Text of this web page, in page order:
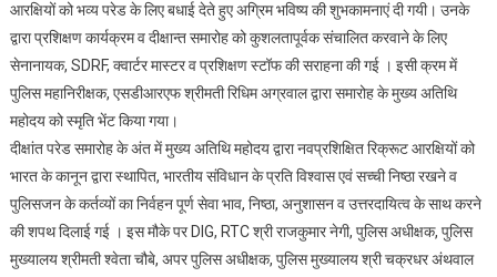
आरक्षियों को भव्य परेड के लिए बधाई देते हुए अग्रिम भविष्य की शुभकामनाएं दी गयी। उनके
द्वारा प्रशिक्षण कार्यक्रम व दीक्षान्त समारोह को कुशलतापूर्वक संचालित करवाने के लिए
सेनानायक, SDRF, क्वार्टर मास्टर व प्रशिक्षण स्टॉफ की सराहना की गई । इसी क्रम में
पुलिस महानिरीक्षक, एसडीआरएफ श्रीमती रिधिम अग्रवाल द्वारा समारोह के मुख्य अतिथि
महोदय को स्मृति भेंट किया गया।
दीक्षांत परेड समारोह के अंत में मुख्य अतिथि महोदय द्वारा नवप्रशिक्षित रिक्रूट आरक्षियों को
भारत के कानून द्वारा स्थापित, भारतीय संविधान के प्रति विश्वास एवं सच्ची निष्ठा रखने व
पुलिसजन के कर्तव्यों का निर्वहन पूर्ण सेवा भाव, निष्ठा, अनुशासन व उत्तरदायित्व के साथ करने
की शपथ दिलाई गई । इस मौके पर DIG, RTC श्री राजकुमार नेगी, पुलिस अधीक्षक, पुलिस
मुख्यालय श्रीमती श्वेता चौबे, अपर पुलिस अधीक्षक, पुलिस मुख्यालय श्री चक्रधर अंथवाल